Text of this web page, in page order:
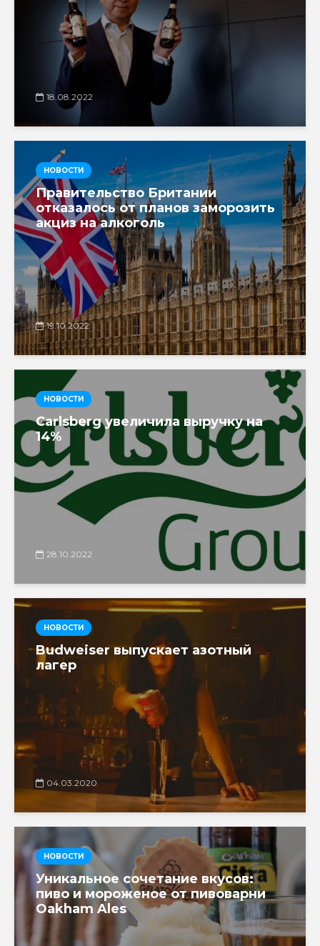
18.08.2022
НОВОСТИ
Правительство Британии
отказалось от планов заморозить
акциз на алкоголь
19.10.2022
НОВОСТИ
Carlsberg увеличила выручку на
14%
28.10.2022
НОВОСТИ
Budweiser выпускает азотный
лагер
04.03.2020
НОВОСТИ
Уникальное сочетание вкусов:
пиво и мороженое от пивоварни
Oakham Ales